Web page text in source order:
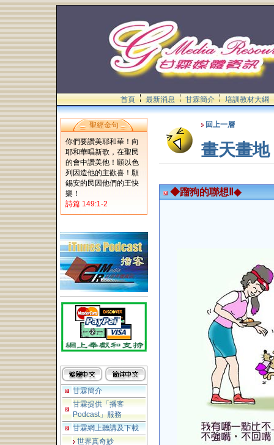
首頁 最新消息 甘霖簡介 培訓教材大綱
聖經金句
你們要讚美耶和華！向
耶和華唱新歌，在聖民
的會中讚美他！願以色
列因造他的主歡喜！願
錫安的民因他們的王快
樂！
詩篇 149:1-2
甘霖簡介
甘霖提供「播客
Podcast」服務
甘霖網上聽講及下載
世界真奇妙
回上一層
畫天畫地
◆蹓狗的聯想Ⅱ◆